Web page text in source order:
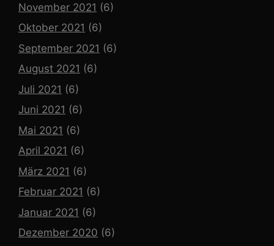
November 2021 (6)
Oktober 2021 (6)
September 2021 (6)
August 2021 (6)
Juli 2021 (6)
Juni 2021 (6)
Mai 2021 (6)
April 2021 (6)
März 2021 (6)
Februar 2021 (6)
Januar 2021 (6)
Dezember 2020 (6)